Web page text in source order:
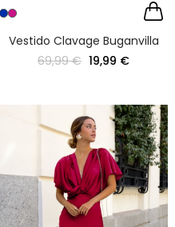
Vestido Clavage Buganvilla
69,99 € 19,99 €